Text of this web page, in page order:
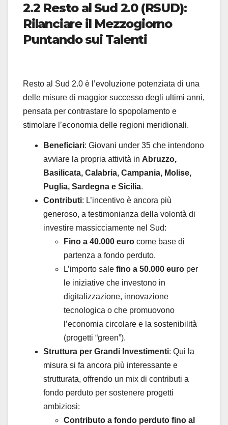
2.2 Resto al Sud 2.0 (RSUD):
Rilanciare il Mezzogiorno
Puntando sui Talenti
Resto al Sud 2.0 è l’evoluzione potenziata di una
delle misure di maggior successo degli ultimi anni,
pensata per contrastare lo spopolamento e
stimolare l’economia delle regioni meridionali.
Beneficiari: Giovani under 35 che intendono
avviare la propria attività in Abruzzo,
Basilicata, Calabria, Campania, Molise,
Puglia, Sardegna e Sicilia.
Contributi: L’incentivo è ancora più
generoso, a testimonianza della volontà di
investire massicciamente nel Sud:
Fino a 40.000 euro come base di
partenza a fondo perduto.
L’importo sale fino a 50.000 euro per
le iniziative che investono in
digitalizzazione, innovazione
tecnologica o che promuovono
l’economia circolare e la sostenibilità
(progetti “green”).
Struttura per Grandi Investimenti: Qui la
misura si fa ancora più interessante e
strutturata, offrendo un mix di contributi a
fondo perduto per sostenere progetti
ambiziosi:
Contributo a fondo perduto fino al